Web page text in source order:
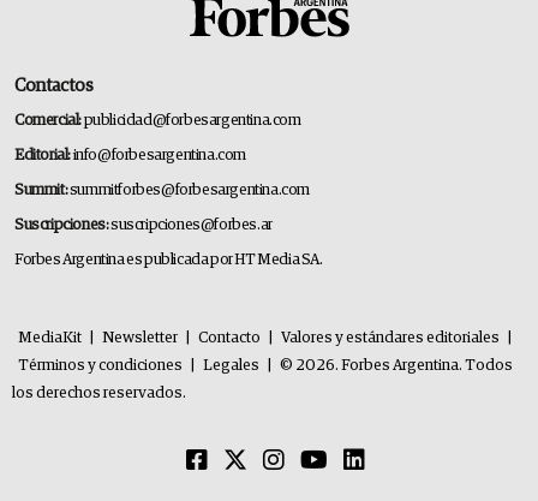
Contactos
Comercial:publicidad@forbesargentina.com
Editorial:info@forbesargentina.com
Summit:summitforbes@forbesargentina.com
Suscripciones:suscripciones@forbes.ar
Forbes Argentina es publicada por HT Media SA.
MediaKit Newsletter Contacto Valores y estándares editoriales
Términos y condiciones
Legales
© 2026. Forbes Argentina. Todos
los derechos reservados.